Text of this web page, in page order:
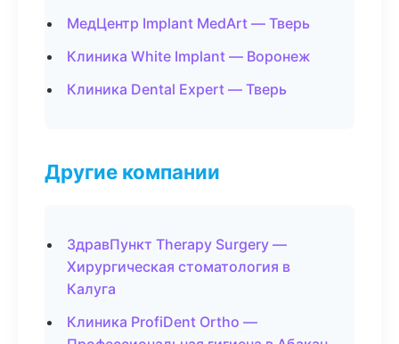
МедЦентр Implant MedArt — Тверь
Клиника White Implant — Воронеж
Клиника Dental Expert — Тверь
Другие компании
ЗдравПункт Therapy Surgery —
Хирургическая стоматология в
Калуга
Клиника ProfiDent Ortho —